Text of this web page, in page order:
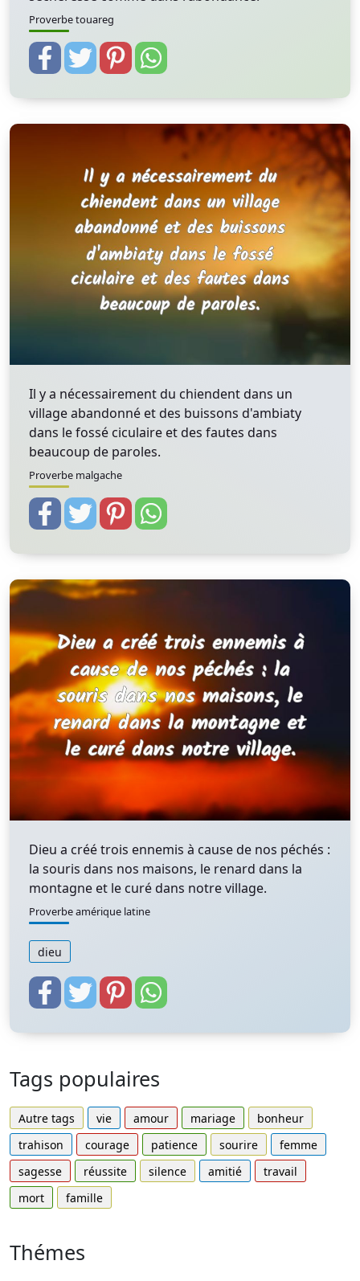
Proverbe touareg
Il y a nécessairement du chiendent dans un
village abandonné et des buissons d'ambiaty
dans le fossé ciculaire et des fautes dans
beaucoup de paroles.
Proverbe malgache
Dieu a créé trois ennemis à cause de nos péchés :
la souris dans nos maisons, le renard dans la
montagne et le curé dans notre village.
Proverbe amérique latine
dieu
Tags populaires
Autre tags vie amour mariage
bonheur
trahison
courage patience sourire
femme
sagesse
réussite silence amitié
travail
mort
famille
Thémes